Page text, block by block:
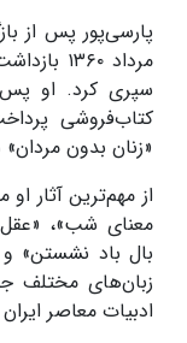
مرداد
سپری کرد. او پس
کتاب‌فروشی
«زنان بدون
از مهم‌ترین آثار
معنای شب»، «عقل
بال باد نشستن» و
زبان‌های مختلف
ادبیات معاصر ایران